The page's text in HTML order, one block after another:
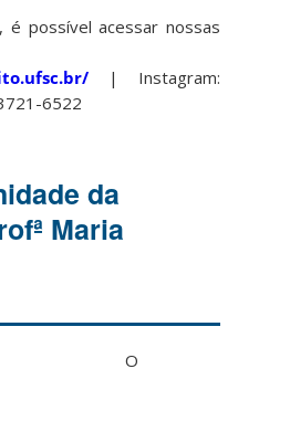
é possível acessar nossas
| Instagram:
6522
da
Maria
O